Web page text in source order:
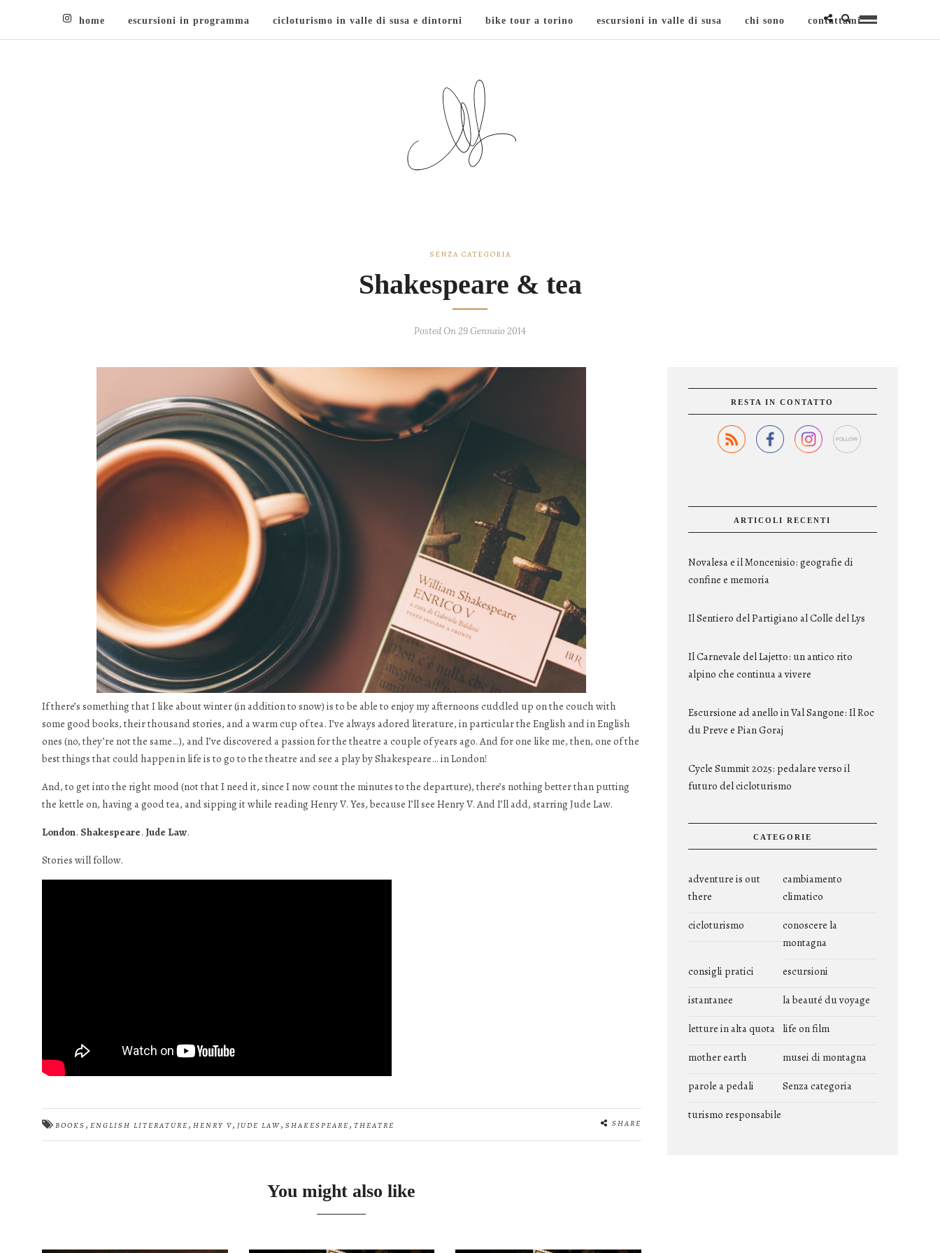
home escursioni in programma cicloturismo in valle di susa e dintorni bike tour a torino escursioni in valle di susa chi sono contattami
SENZA CATEGORIA
Shakespeare & tea
Posted On 29 Gennaio 2014
If there’s something that I like about winter (in addition to snow) is to be able to enjoy my afternoons cuddled up on the couch with
some good books, their thousand stories, and a warm cup of tea. I’ve always adored literature, in particular the English and in English
ones (no, they’re not the same…), and I’ve discovered a passion for the theatre a couple of years ago. And for one like me, then, one of the
best things that could happen in life is to go to the theatre and see a play by Shakespeare… in London!
And, to get into the right mood (not that I need it, since I now count the minutes to the departure), there’s nothing better than putting
the kettle on, having a good tea, and sipping it while reading Henry V. Yes, because I’ll see Henry V. And I’ll add, starring Jude Law.
London. Shakespeare. Jude Law.
Stories will follow.
BOOKS , ENGLISH LITERATURE , HENRY V, JUDE LAW, SHAKESPEARE , THEATRE SHARE
You might also like
RESTA IN CONTATTO
ARTICOLI RECENTI
Novalesa e il Moncenisio: geografie di
confine e memoria
Il Sentiero del Partigiano al Colle del Lys
Il Carnevale del Lajetto: un antico rito
alpino che continua a vivere
Escursione ad anello in Val Sangone: Il Roc
du Preve e Pian Goraj
Cycle Summit 2025: pedalare verso il
futuro del cicloturismo
CATEGORIE
adventure is out
there
cambiamento
climatico
cicloturismo
conoscere la
montagna
consigli pratici escursioni
istantanee la beauté du voyage
letture in alta quota life on film
mother earth musei di montagna
parole a pedali Senza categoria
turismo responsabile